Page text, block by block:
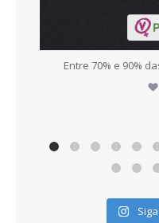
Entre 70% e 90%